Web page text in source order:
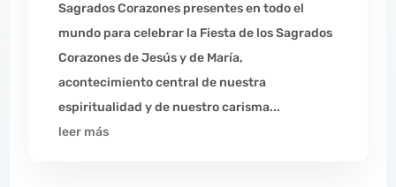
Sagrados Corazones presentes en todo el
mundo para celebrar la Fiesta de los Sagrados
Corazones de Jesús y de María,
acontecimiento central de nuestra
espiritualidad y de nuestro carisma...
leer más